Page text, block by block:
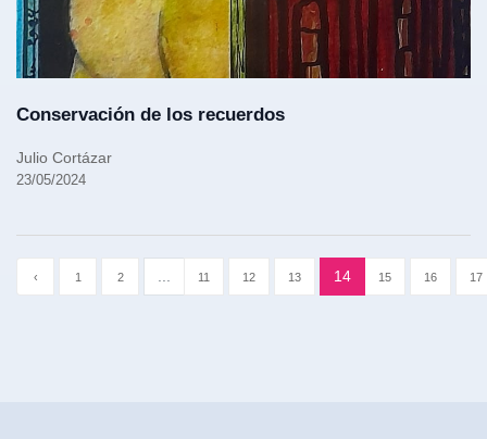
Conservación de los recuerdos
Julio Cortázar
23/05/2024
‹ 1 2 11 12 13 14 15 16 17